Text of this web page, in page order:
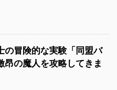
の冒険的な実験「同盟バ
昂の魔人を攻略してきま